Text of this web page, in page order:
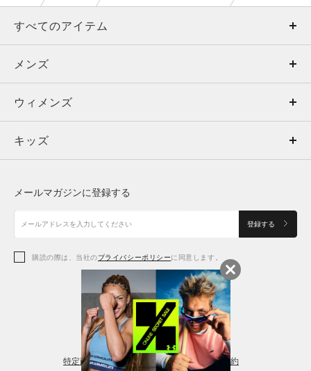
すべてのアイテム
メンズ
ウィメンズ
キッズ
アクセサリー
メンズ
トップス
ボトムス
アクセサリー
ウィメンズ
トップス
シューズ
アクセサリー
レギンス＆タイツ
キッズ
シューズ
メールマガジンに登録する
登録する
購読の際は、当社のプライバシーポリシーに同意します。
特定商取引法に基づく通販の表記 会員規約